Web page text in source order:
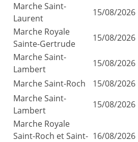
Marche Saint-
Laurent
15/08/2026
Marche Royale
Sainte-Gertrude
15/08/2026
Marche Saint-
Lambert
15/08/2026
Marche Saint-Roch
15/08/2026
Marche Saint-
Lambert
15/08/2026
Marche Royale
Saint-Roch et Saint- 16/08/2026